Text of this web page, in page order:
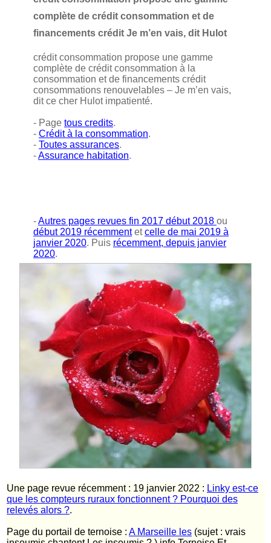
complète de crédit consommation et de
financements crédit Je m’en vais, dit Hulot
crédit consommation propose une gamme
complète de crédit consommation à la
consommation et de financements crédit
consommations renouvelables – Je m’en vais,
dit ce cher Hulot impatienté.
- Page tous credits.
- Crédit à la consommation.
- Toutes assurances.
-Assurance habitation.
-Autres pages revues fin 2017 début 2018 ou
début 2019 récemmentetcelle de mai 2019 à
janvier 2020. Puis récemment, depuis janvier
2020.
Une page revue récemment : 19 janvier 2022 : Linky est-ce
que les compteurs ruraux fonctionnent ? Pourquoi des
relevés alors ?.
Page du portail de ternoise : A Marseille les (sujet : vrais